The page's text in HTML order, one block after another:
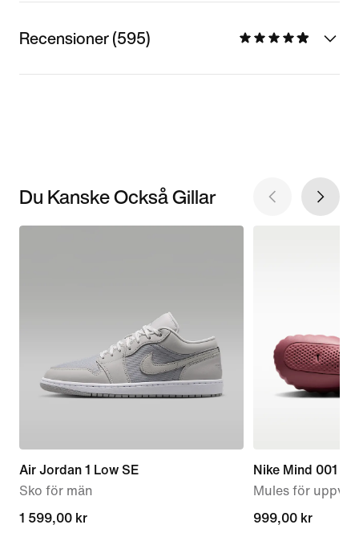
Recensioner (595)
Du Kanske Också Gillar
Air Jordan 1 Low SE
Sko för män
1 599,00 kr
1 599,00 kr
Nike Mind 001
Mules för
999,00 kr
999,00 kr